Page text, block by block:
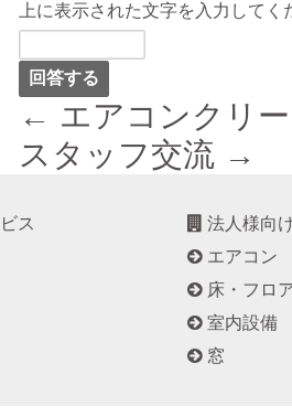
上に表示された文字を入力してく
← エアコンクリ
スタッフ交流 →
ス
法人様向
エアコン
床・フロ
室内設備
窓